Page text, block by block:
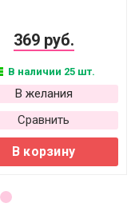
369 руб.
В наличии 25 шт.
В желания
Сравнить
В корзину